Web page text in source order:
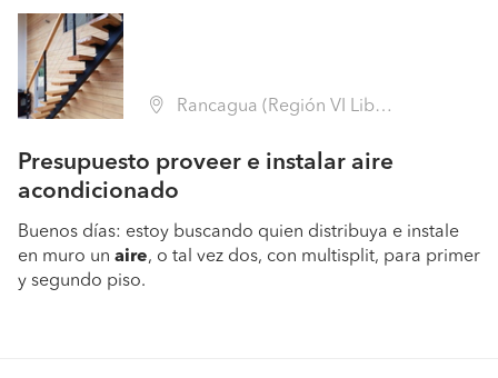
Rancagua (Región VI Libertador B. O'Higgins - Cachapoal)
Presupuesto proveer e instalar aire
acondicionado
Buenos días: estoy buscando quien distribuya e instale
en muro un aire, o tal vez dos, con multisplit, para primer
y segundo piso.